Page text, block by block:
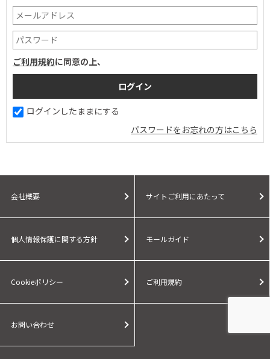
ご利用規約に同意の上、
ログインしたままにする
パスワードをお忘れの方はこちら
会社概要 サイトご利用にあたって
個人情報保護に関する方針 モールガイド
Cookieポリシー ご利用規約
お問い合わせ